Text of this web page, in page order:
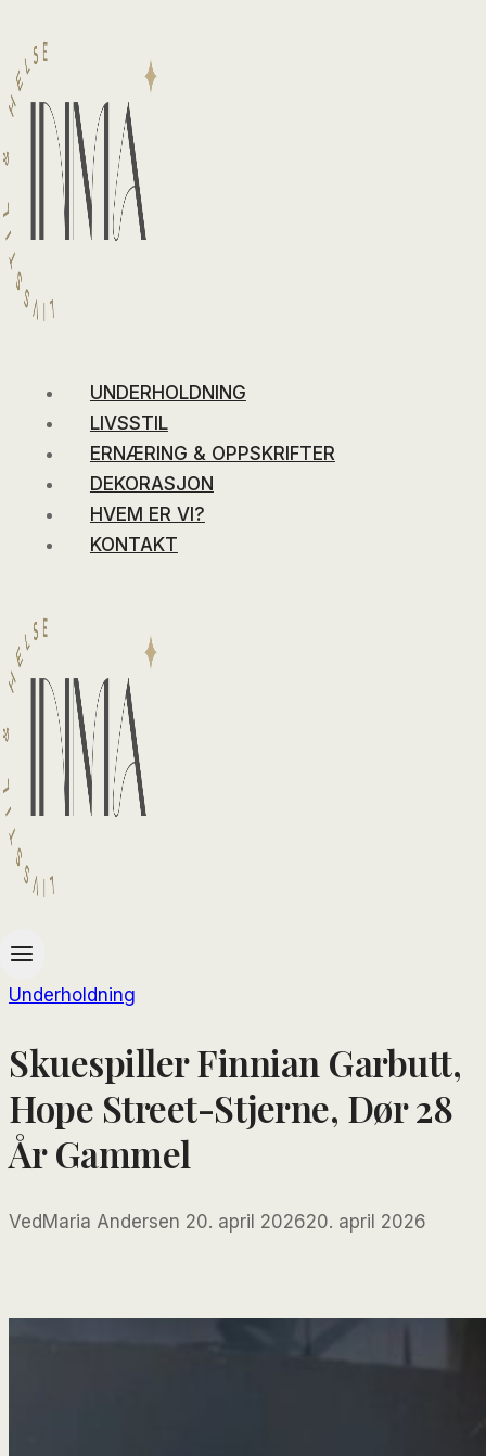
content
UNDERHOLDNING
LIVSSTIL
ERNÆRING & OPPSKRIFTER
DEKORASJON
HVEM ER VI?
KONTAKT
Underholdning
Skuespiller Finnian Garbutt,
Hope Street-Stjerne, Dør 28
År Gammel
VedMaria Andersen 20. april 202620. april 2026